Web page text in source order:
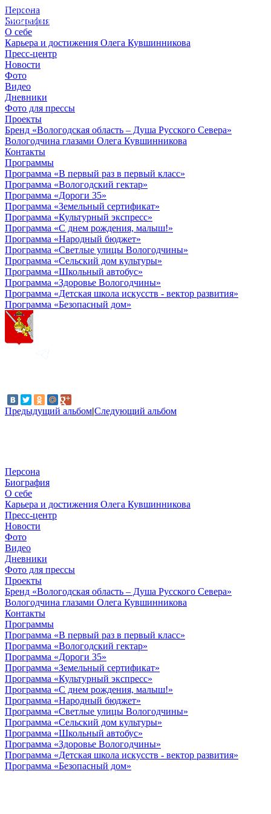
Персона
Биография
О себе
Карьера и достижения Олега Кувшинникова
Пресс-центр
Новости
Фото
Видео
Дневники
Фото для прессы
Проекты
Бренд «Вологодская область – Душа Русского Севера»
Вологодчина глазами Олега Кувшинникова
Контакты
Программы
Программа «В первый раз в первый класс»
Программа «Вологодский гектар»
Программа «Дороги 35»
Программа «Земельный сертификат»
Программа «Культурный экспресс»
Программа «С днем рождения, малыш!»
Программа «Народный бюджет»
Программа «Светлые улицы Вологодчины»
Программа «Сельский дом культуры»
Программа «Школьный автобус»
Программа «Здоровье Вологодчины»
Программа «Детская школа искусств - вектор развития»
Программа «Безопасный дом»
Предыдущий альбом|Следующий альбом
© 2012 - 2023,
КУВШИННИКОВ О.А.
Персона
Биография
О себе
Карьера и достижения Олега Кувшинникова
Пресс-центр
Новости
Фото
Видео
Дневники
Фото для прессы
Проекты
Бренд «Вологодская область – Душа Русского Севера»
Вологодчина глазами Олега Кувшинникова
Контакты
Программы
Программа «В первый раз в первый класс»
Программа «Вологодский гектар»
Программа «Дороги 35»
Программа «Земельный сертификат»
Программа «Культурный экспресс»
Программа «С днем рождения, малыш!»
Программа «Народный бюджет»
Программа «Светлые улицы Вологодчины»
Программа «Сельский дом культуры»
Программа «Школьный автобус»
Программа «Здоровье Вологодчины»
Программа «Детская школа искусств - вектор развития»
Программа «Безопасный дом»